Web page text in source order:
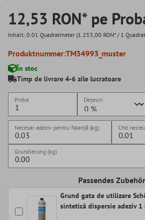
12,53 RON* pe
Inhalt: 0.01 Quadratmeter (1.253,00 RON* / 1
Produktnummer:TM34993_muster
În stoc
Timp de livrare 4-6 zile lucratoare
Proba Deșeuri
Necesar adeziv pentru faianță (kg) Chit
Grundierung (kg)
Passendes Zubehör
Grund gata de utilizare
sintetică dispersie adeziv 1